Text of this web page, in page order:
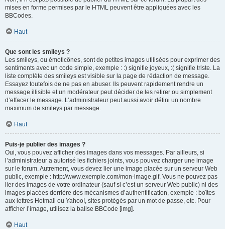
mises en forme permises par le HTML peuvent être appliquées avec les
BBCodes.
Haut
Que sont les smileys ?
Les smileys, ou émoticônes, sont de petites images utilisées pour exprimer des
sentiments avec un code simple, exemple : :) signifie joyeux, :( signifie triste. La
liste complète des smileys est visible sur la page de rédaction de message.
Essayez toutefois de ne pas en abuser. Ils peuvent rapidement rendre un
message illisible et un modérateur peut décider de les retirer ou simplement
d’effacer le message. L’administrateur peut aussi avoir défini un nombre
maximum de smileys par message.
Haut
Puis-je publier des images ?
Oui, vous pouvez afficher des images dans vos messages. Par ailleurs, si
l’administrateur a autorisé les fichiers joints, vous pouvez charger une image
sur le forum. Autrement, vous devez lier une image placée sur un serveur Web
public, exemple : http://www.exemple.com/mon-image.gif. Vous ne pouvez pas
lier des images de votre ordinateur (sauf si c’est un serveur Web public) ni des
images placées derrière des mécanismes d’authentification, exemple : boîtes
aux lettres Hotmail ou Yahoo!, sites protégés par un mot de passe, etc. Pour
afficher l’image, utilisez la balise BBCode [img].
Haut